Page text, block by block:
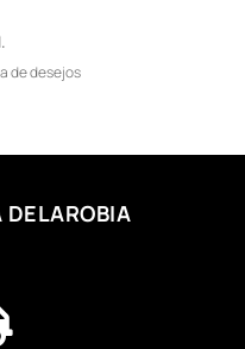
de desejos
DELAROBIA